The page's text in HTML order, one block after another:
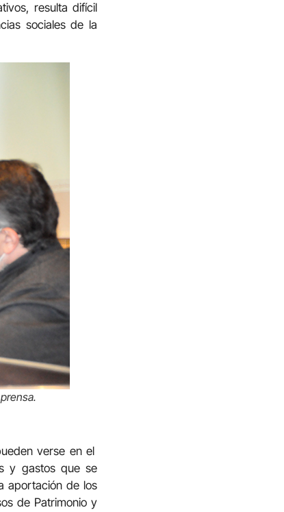
resulta difícil
sociales de la
verse en el
y gastos que se
aportación de los
de Patrimonio y